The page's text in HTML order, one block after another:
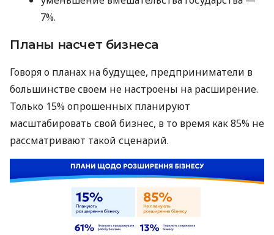
7%.
Планы насчет бизнеса
Говоря о планах на будущее, предприниматели в
большинстве своем не настроены на расширение.
Только 15% опрошенных планируют
масштабировать свой бизнес, в то время как 85% не
рассматривают такой сценарий.